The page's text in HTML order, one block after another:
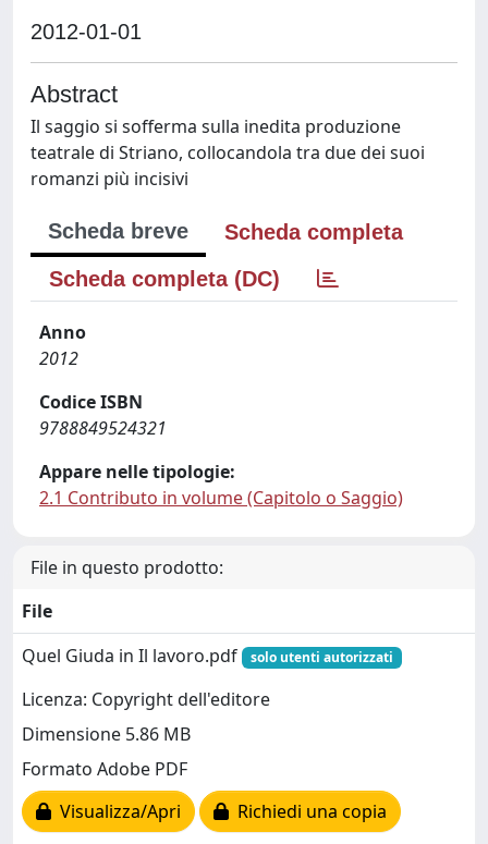
2012-01-01
Abstract
Il saggio si sofferma sulla inedita produzione
teatrale di Striano, collocandola tra due dei suoi
romanzi più incisivi
Scheda breve
Scheda completa
Scheda completa (DC)
Anno
2012
Codice ISBN
9788849524321
Appare nelle tipologie:
2.1 Contributo in volume (Capitolo o Saggio)
File in questo prodotto:
File
Quel Giuda in Il lavoro.pdf
solo utenti autorizzati
Licenza: Copyright dell'editore
Dimensione 5.86 MB
Formato Adobe PDF
Visualizza/Apri
Richiedi una copia